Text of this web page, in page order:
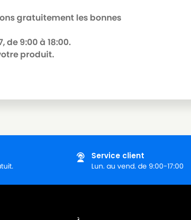
gratuitement les bonnes
de 9:00 à 18:00.
produit.
Service client
Lun. au vend. de 9:00-17:00